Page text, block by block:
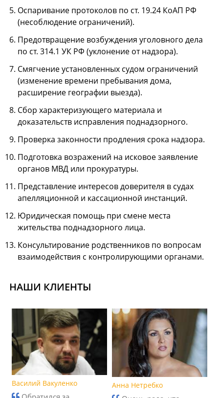
Оспаривание протоколов по ст. 19.24 КоАП РФ
(несоблюдение ограничений).
Предотвращение возбуждения уголовного дела
по ст. 314.1 УК РФ (уклонение от надзора).
Смягчение установленных судом ограничений
(изменение времени пребывания дома,
расширение географии выезда).
Сбор характеризующего материала и
доказательств исправления поднадзорного.
Проверка законности продления срока надзора.
Подготовка возражений на исковое заявление
органов МВД или прокуратуры.
Представление интересов доверителя в судах
апелляционной и кассационной инстанций.
Юридическая помощь при смене места
жительства поднадзорного лица.
Консультирование родственников по вопросам
взаимодействия с контролирующими органами.
НАШИ КЛИЕНТЫ
Василий Вакуленко Анна Нетребко